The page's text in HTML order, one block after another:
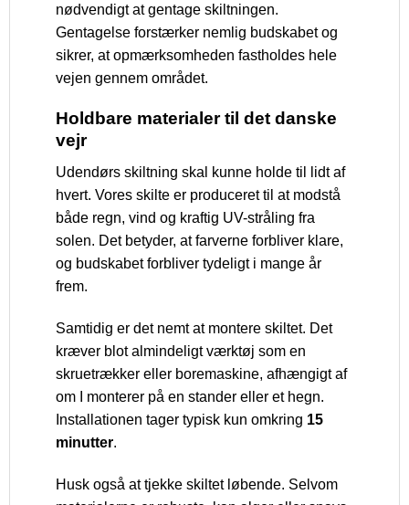
nødvendigt at gentage skiltningen.
Gentagelse forstærker nemlig budskabet og
sikrer, at opmærksomheden fastholdes hele
vejen gennem området.
Holdbare materialer til det danske
vejr
Udendørs skiltning skal kunne holde til lidt af
hvert. Vores skilte er produceret til at modstå
både regn, vind og kraftig UV-stråling fra
solen. Det betyder, at farverne forbliver klare,
og budskabet forbliver tydeligt i mange år
frem.
Samtidig er det nemt at montere skiltet. Det
kræver blot almindeligt værktøj som en
skruetrækker eller boremaskine, afhængigt af
om I monterer på en stander eller et hegn.
Installationen tager typisk kun omkring 15
minutter.
Husk også at tjekke skiltet løbende. Selvom